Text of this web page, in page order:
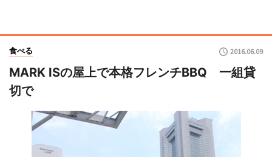
食べる 2016.06.09
MARK ISの屋上で本格フレンチBBQ 一組貸
切で